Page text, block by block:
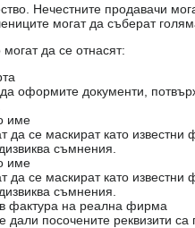
Нечестните продавачи
могат да съберат
да се отнасят:
оформите документи,
име
се маскират като
съмнения.
име
се маскират като
съмнения.
фактура на реална фирма
дали посочените реквизити